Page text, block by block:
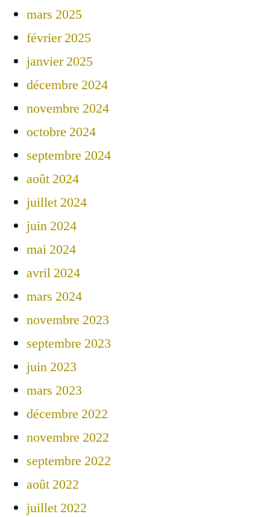
mars 2025
février 2025
janvier 2025
décembre 2024
novembre 2024
octobre 2024
septembre 2024
août 2024
juillet 2024
juin 2024
mai 2024
avril 2024
mars 2024
novembre 2023
septembre 2023
juin 2023
mars 2023
décembre 2022
novembre 2022
septembre 2022
août 2022
juillet 2022